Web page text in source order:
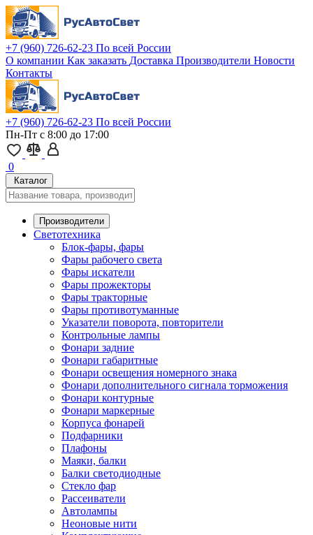
+7 (960) 726-62-23 По всей России
О компании Как заказать Доставка Производители Новости
Контакты
+7 (960) 726-62-23 По всей России
Пн-Пт с 8:00 до 17:00
0
Каталог
Производители
Светотехника
Блок-фары, фары
Фары рабочего света
Фары искатели
Фары прожекторы
Фары тракторные
Фары противотуманные
Указатели поворота, повторители
Контрольные лампы
Фонари задние
Фонари габаритные
Фонари освещения номерного знака
Фонари дополнительного сигнала торможения
Фонари контурные
Фонари маркерные
Корпуса фонарей
Подфарники
Плафоны
Маяки, балки
Балки светодиодные
Стекло фар
Рассеиватели
Автолампы
Неоновые нити